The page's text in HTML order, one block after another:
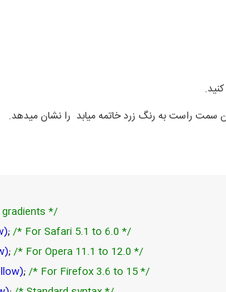
سمت راست به رنگ زرد خاتمه میابد را نشان میدهد.
*/
;/* For Safari 5.1 to 6.0 */
;/* For Opera 11.1 to 12.0 */
;/* For Firefox 3.6 to 15 */